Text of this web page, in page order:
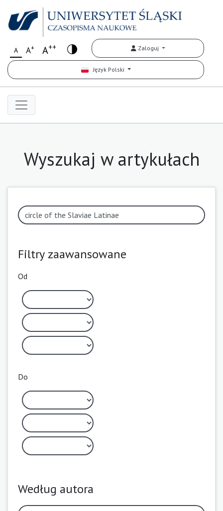
A A+ A++ Zaloguj
Język Polski
Wyszukaj w artykułach
Filtry zaawansowane
Od
Do
Według autora